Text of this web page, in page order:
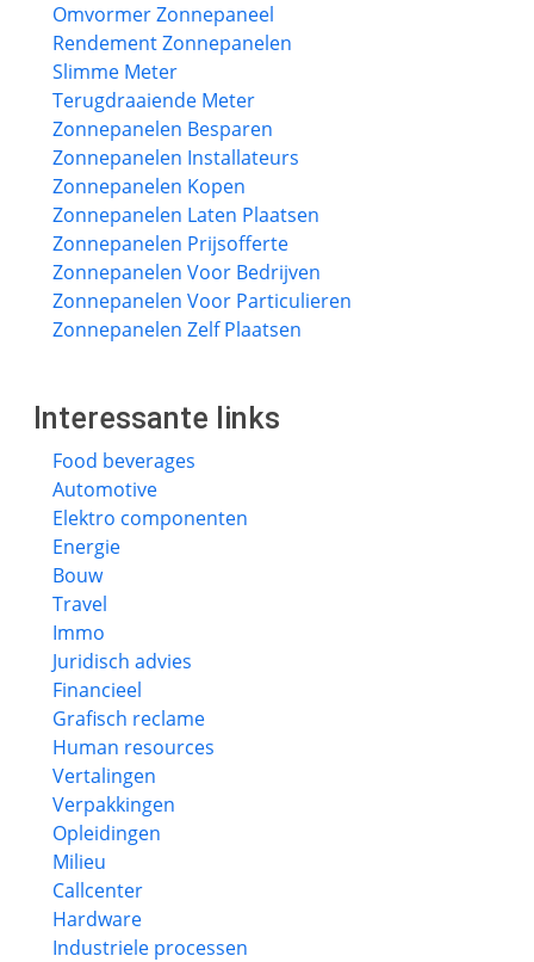
Omvormer Zonnepaneel
Rendement Zonnepanelen
Slimme Meter
Terugdraaiende Meter
Zonnepanelen Besparen
Zonnepanelen Installateurs
Zonnepanelen Kopen
Zonnepanelen Laten Plaatsen
Zonnepanelen Prijsofferte
Zonnepanelen Voor Bedrijven
Zonnepanelen Voor Particulieren
Zonnepanelen Zelf Plaatsen
Interessante links
Food beverages
Automotive
Elektro componenten
Energie
Bouw
Travel
Immo
Juridisch advies
Financieel
Grafisch reclame
Human resources
Vertalingen
Verpakkingen
Opleidingen
Milieu
Callcenter
Hardware
Industriele processen